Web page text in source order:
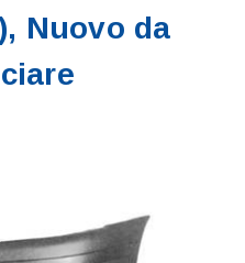
Nuovo da